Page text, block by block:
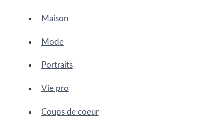
Maison
Mode
Portraits
Vie pro
Coups de coeur